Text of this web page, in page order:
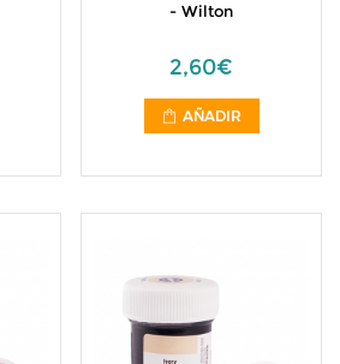
- Wilton
2,60€
AÑADIR